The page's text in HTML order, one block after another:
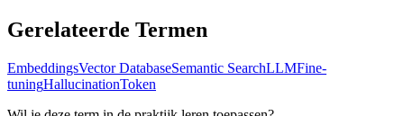
Gerelateerde Termen
EmbeddingsVector DatabaseSemantic SearchLLMFine-
tuningHallucinationToken